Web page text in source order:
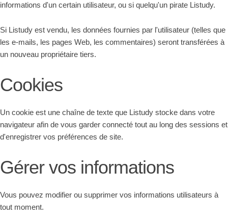
informations d'un certain utilisateur, ou si quelqu'un pirate Listudy.
Si Listudy est vendu, les données fournies par l'utilisateur (telles que
les e-mails, les pages Web, les commentaires) seront transférées à
un nouveau propriétaire tiers.
Cookies
Un cookie est une chaîne de texte que Listudy stocke dans votre
navigateur afin de vous garder connecté tout au long des sessions et
d'enregistrer vos préférences de site.
Gérer vos informations
Vous pouvez modifier ou supprimer vos informations utilisateurs à
tout moment.